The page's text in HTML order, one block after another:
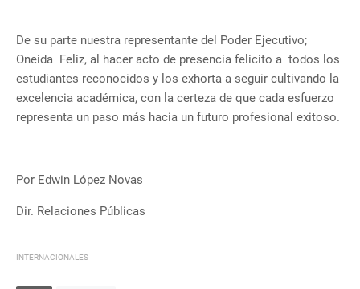
De su parte nuestra representante del Poder Ejecutivo;
Oneida Feliz, al hacer acto de presencia felicito a todos los
estudiantes reconocidos y los exhorta a seguir cultivando la
excelencia académica, con la certeza de que cada esfuerzo
representa un paso más hacia un futuro profesional exitoso.
Por Edwin López Novas
Dir. Relaciones Públicas
INTERNACIONALES